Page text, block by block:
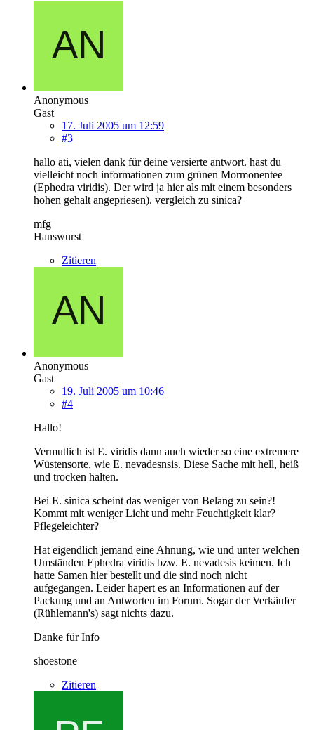
Anonymous
Gast
17. Juli 2005 um 12:59
#3
hallo ati, vielen dank für deine versierte antwort. hast du
vielleicht noch informationen zum grünen Mormonentee
(Ephedra viridis). Der wird ja hier als mit einem besonders
hohen gehalt angepriesen). vergleich zu sinica?
mfg
Hanswurst
Zitieren
Anonymous
Gast
19. Juli 2005 um 10:46
#4
Hallo!
Vermutlich ist E. viridis dann auch wieder so eine extremere
Wüstensorte, wie E. nevadesnsis. Diese Sache mit hell, heiß
und trocken halten.
Bei E. sinica scheint das weniger von Belang zu sein?!
Kommt mit weniger Licht und mehr Feuchtigkeit klar?
Pflegeleichter?
Hat eigendlich jemand eine Ahnung, wie und unter welchen
Umständen Ephedra viridis bzw. E. nevadesis keimen. Ich
hatte Samen hier bestellt und die sind noch nicht
aufgegangen. Leider hapert es an Informationen auf der
Packung und an Antworten im Forum. Sogar der Verkäufer
(Rühlemann's) sagt nichts dazu.
Danke für Info
shoestone
Zitieren